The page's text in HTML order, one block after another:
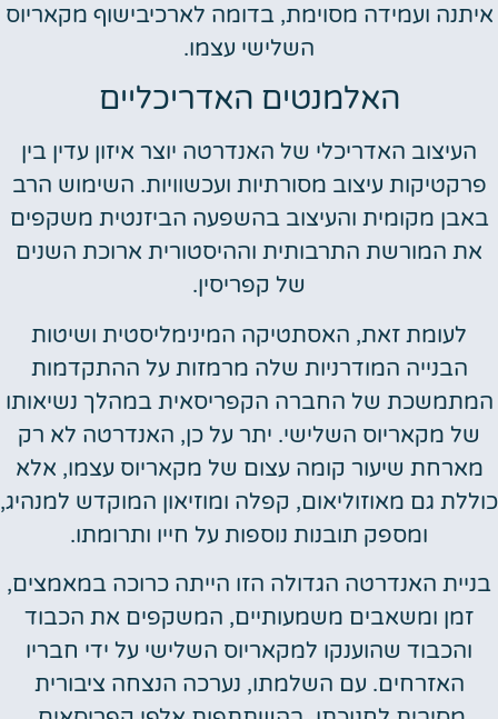
איתנה ועמידה מסוימת, בדומה לארכיבישוף מקאריוס
השלישי עצמו.
האלמנטים האדריכליים
העיצוב האדריכלי של האנדרטה יוצר איזון עדין בין
פרקטיקות עיצוב מסורתיות ועכשוויות. השימוש הרב
באבן מקומית והעיצוב בהשפעה הביזנטית משקפים
את המורשת התרבותית וההיסטורית ארוכת השנים
של קפריסין.
לעומת זאת, האסתטיקה המינימליסטית ושיטות
הבנייה המודרניות שלה מרמזות על ההתקדמות
המתמשכת של החברה הקפריסאית במהלך נשיאותו
של מקאריוס השלישי. יתר על כן, האנדרטה לא רק
מארחת שיעור קומה עצום של מקאריוס עצמו, אלא
כוללת גם מאוזוליאום, קפלה ומוזיאון המוקדש למנהיג,
ומספק תובנות נוספות על חייו ותרומתו.
בניית האנדרטה הגדולה הזו הייתה כרוכה במאמצים,
זמן ומשאבים משמעותיים, המשקפים את הכבוד
והכבוד שהוענקו למקאריוס השלישי על ידי חבריו
האזרחים. עם השלמתו, נערכה הנצחה ציבורית